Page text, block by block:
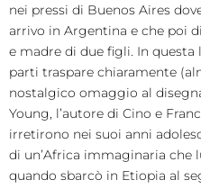
nei pressi di Buenos Aires
arrivo in Argentina e che poi
e madre di due figli. In
parti traspare chiaramente
nostalgico omaggio al
Young, l’autore di Cino e
irretirono nei suoi anni
di un’Africa immaginaria che
quando sbarcò in Etiopia al